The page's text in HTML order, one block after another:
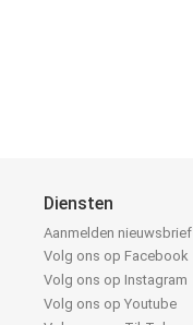
Diensten
Aanmelden nieuwsbrief
Volg ons op Facebook
Volg ons op Instagram
Volg ons op Youtube